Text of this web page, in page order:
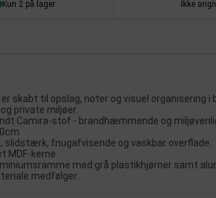
Kun 2 på lager Ikke
skabt til opslag, noter og visuel organisering i
private miljøer.
Camira-stof - brandhæmmende og
slidstærk, fnugafvisende og vaskbar overflade.
MDF-kerne.
med grå plastikhjørner samt
medfølger.